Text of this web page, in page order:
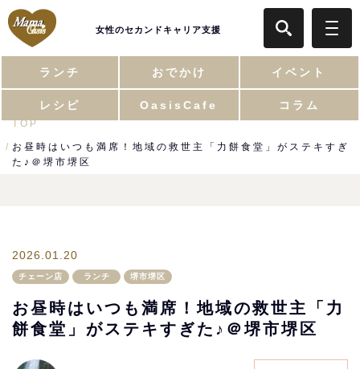
女性のセカンドキャリア支援
ランチ おでかけ イベント
レシピ OasisCafe コラム
TOP
お昼時はいつも満席！地域の救世主「力餅食堂」がステキすぎ
た♪＠堺市堺区
2026.01.20
チェーン店 ランチ 堺市堺区
お昼時はいつも満席！地域の救世主「力
餅食堂」がステキすぎた♪＠堺市堺区